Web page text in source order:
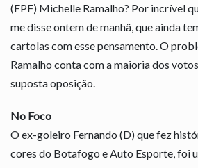
(FPF) Michelle Ramalho? Por incrível
me disse ontem de manhã, que ainda
cartolas com esse pensamento. O
Ramalho conta com a maioria dos
suposta oposição.
No Foco
O ex-goleiro Fernando (D) que fez
cores do Botafogo e Auto Esporte, foi